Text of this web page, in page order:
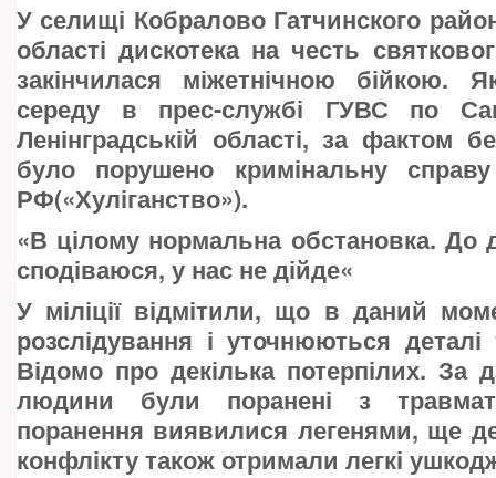
У селищі Кобралово Гатчинского
області дискотека на честь
закінчилася міжетнічною бійкою.
середу в прес-службі ГУВС по
Ленінградській області, за фактом
було порушено кримінальну
РФ(«Хуліганство»).
«В цілому нормальна обстановка. До
сподіваюся, у нас не дійде«
У міліції відмітили, що в даний
розслідування і уточнюються
Відомо про декілька потерпілих. За
людини були поранені з
поранення виявилися легенями, ще
конфлікту також отримали легкі